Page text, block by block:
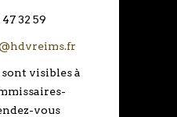
32 59
visibles à
vous